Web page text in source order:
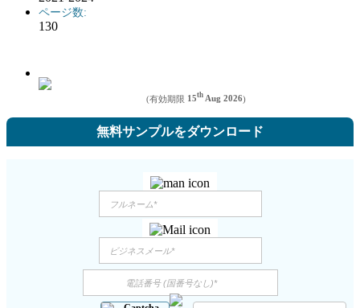
ページ数:
130
(有効期限 15th Aug 2026)
無料サンプルをダウンロード